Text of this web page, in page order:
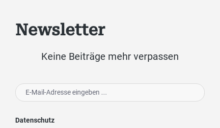
Newsletter
Keine Beiträge mehr verpassen
Datenschutz